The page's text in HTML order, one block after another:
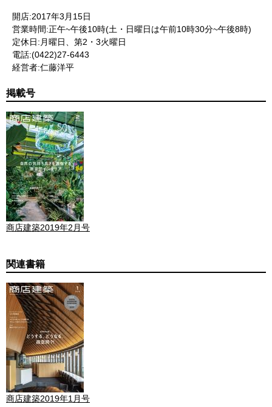
開店:2017年3月15日
営業時間:正午~午後10時(土・日曜日は午前10時30分~午後8時)
定休日:月曜日、第2・3火曜日
電話:(0422)27-6443
経営者:仁藤洋平
掲載号
商店建築2019年2月号
関連書籍
商店建築2019年1月号